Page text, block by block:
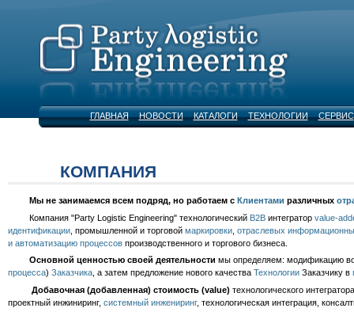
ГЛАВНАЯ НОВОСТИ КАТАЛОГИ ТЕХНОЛОГИИ СЕРВИС
КОМПАНИЯ
Мы не занимаемся всем подряд, но работаем с Клиентами различных
Компания "Party Logistic Engineering" технологический B2Bинтегратор value-
идентификации, промышленной и торговой маркировки, отраслевых
и автоматизацию процессовпроизводственного и торгового бизнеса.
Основной ценностью своей деятельности мы определяем: модификацию
процесса) Заказчика, а затем предложение нового качества ТехнологииЗаказчику в
Добавочная (добавленная) стоимость (value) технологического
проектный инжиниринг, системный инжениринг, технологическая интеграция,